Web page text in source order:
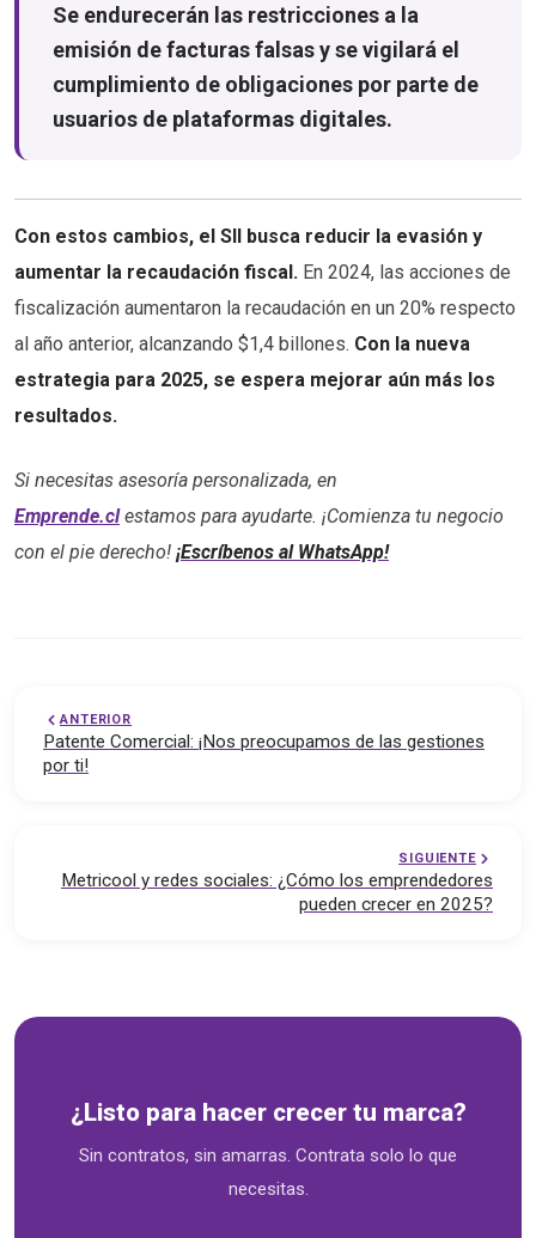
Se endurecerán las restricciones a la
emisión de facturas falsas y se vigilará el
cumplimiento de obligaciones por parte de
usuarios de plataformas digitales.
Con estos cambios, el SII busca reducir la evasión y
aumentar la recaudación fiscal. En 2024, las acciones de
fiscalización aumentaron la recaudación en un 20% respecto
al año anterior, alcanzando $1,4 billones. Con la nueva
estrategia para 2025, se espera mejorar aún más los
resultados.
Si necesitas asesoría personalizada, en
Emprende.clestamos para ayudarte. ¡Comienza tu negocio
con el pie derecho! ¡Escríbenos al WhatsApp!
ANTERIOR
Patente Comercial: ¡Nos preocupamos de las gestiones
por ti!
SIGUIENTE
Metricool y redes sociales: ¿Cómo los emprendedores
pueden crecer en 2025?
¿Listo para hacer crecer tu marca?
Sin contratos, sin amarras. Contrata solo lo que
necesitas.